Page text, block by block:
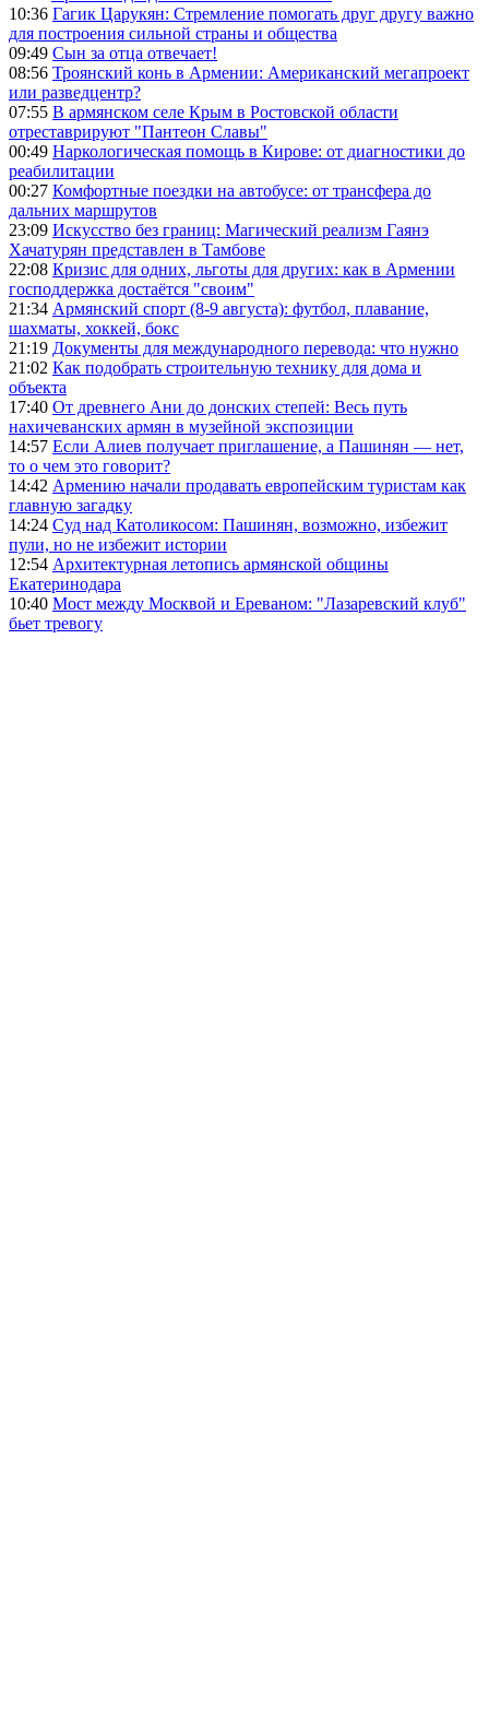
10:36 Гагик Царукян: Стремление помогать друг другу важно
для построения сильной страны и общества
09:49 Сын за отца отвечает!
08:56 Троянский конь в Армении: Американский мегапроект
или разведцентр?
07:55 В армянском селе Крым в Ростовской области
отреставрируют "Пантеон Славы"
00:49 Наркологическая помощь в Кирове: от диагностики до
реабилитации
00:27 Комфортные поездки на автобусе: от трансфера до
дальних маршрутов
23:09 Искусство без границ: Магический реализм Гаянэ
Хачатурян представлен в Тамбове
22:08 Кризис для одних, льготы для других: как в Армении
господдержка достаётся "своим"
21:34 Армянский спорт (8-9 августа): футбол, плавание,
шахматы, хоккей, бокс
21:19 Документы для международного перевода: что нужно
21:02 Как подобрать строительную технику для дома и
объекта
17:40 От древнего Ани до донских степей: Весь путь
нахичеванских армян в музейной экспозиции
14:57 Если Алиев получает приглашение, а Пашинян — нет,
то о чем это говорит?
14:42 Армению начали продавать европейским туристам как
главную загадку
14:24 Суд над Католикосом: Пашинян, возможно, избежит
пули, но не избежит истории
12:54 Архитектурная летопись армянской общины
Екатеринодара
10:40 Мост между Москвой и Ереваном: "Лазаревский клуб"
бьет тревогу